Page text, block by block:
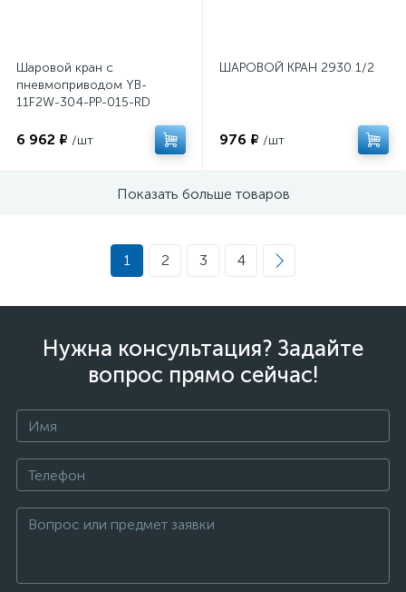
Шаровой кран с
пневмоприводом YB-
11F2W-304-PP-015-RD
6 962 ₽ /шт
ШАРОВОЙ КРАН 2930 1/2
976 ₽ /шт
Показать больше товаров
1 2 3 4
Нужна консультация? Задайте
вопрос прямо сейчас!